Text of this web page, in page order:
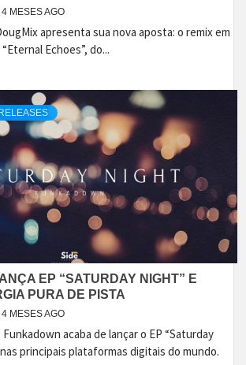
4 MESES AGO
apresenta sua nova aposta: o remix em
Echoes”, do...
RELEASES
EP “SATURDAY NIGHT” E
PURA DE PISTA
4 MESES AGO
acaba de lançar o EP “Saturday
principais plataformas digitais do mundo.